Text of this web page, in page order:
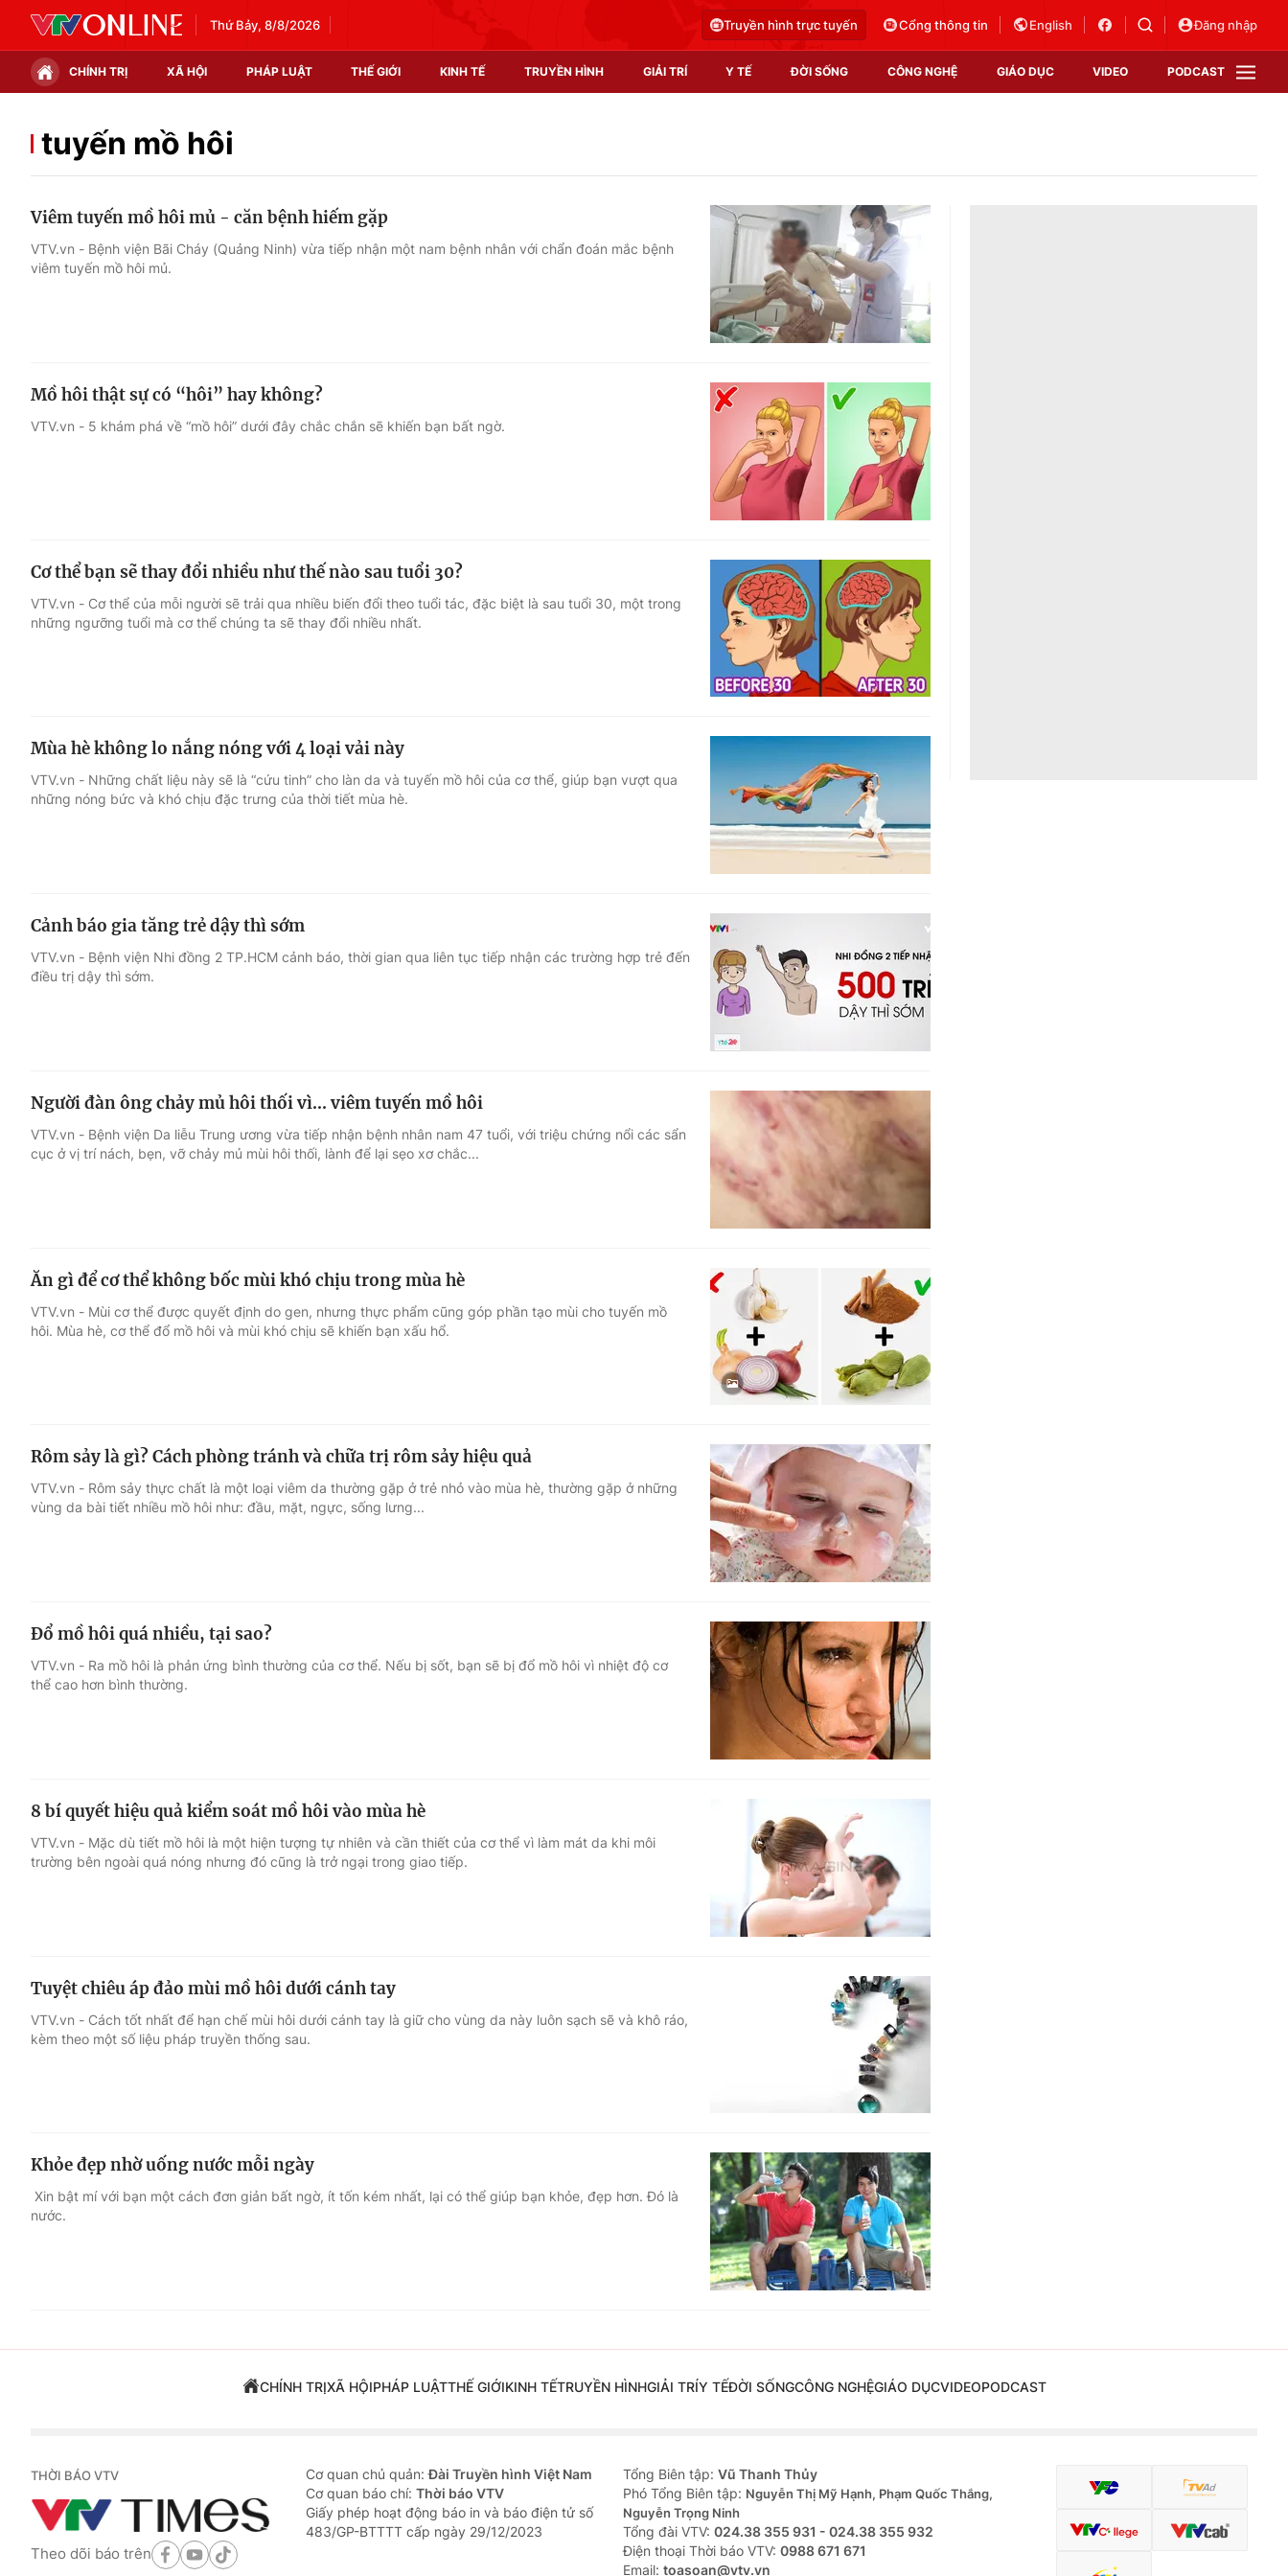
Thứ Bảy, 8/8/2026 Truyền hình trực tuyến Cổng thông tin English Đăng nhập
CHÍNH TRỊ XÃ HỘI PHÁP LUẬT THẾ GIỚI KINH TẾ TRUYỀN HÌNH GIẢI TRÍ Y TẾ ĐỜI SỐNG CÔNG NGHỆ GIÁO DỤC VIDEO PODCAST
Thế giới đó đây
Video
Shorts video
Podcast
EMagazine
Photo
Infographic
Góc ảnh
Điện ảnh
Âm nhạc
Sao
Du lịch
Làm đẹp
Chất lượng cuộc sống
Học trực tuyến
Công nghệ
Hitech Công nghệ tương lai
Sản phẩm
Thị trường
Tư vấn
VTV Sức khoẻ
tuyến mồ hôi
Viêm tuyến mồ hôi mủ - căn bệnh hiếm gặp
VTV.vn - Bệnh viện Bãi Cháy (Quảng Ninh) vừa tiếp nhận một nam bệnh nhân với chẩn đoán mắc bệnh
viêm tuyến mồ hôi mủ.
Mồ hôi thật sự có “hôi” hay không?
VTV.vn - 5 khám phá về “mồ hôi” dưới đây chắc chắn sẽ khiến bạn bất ngờ.
Cơ thể bạn sẽ thay đổi nhiều như thế nào sau tuổi 30?
VTV.vn - Cơ thể của mỗi người sẽ trải qua nhiều biến đổi theo tuổi tác, đặc biệt là sau tuổi 30, một trong
những ngưỡng tuổi mà cơ thể chúng ta sẽ thay đổi nhiều nhất.
Mùa hè không lo nắng nóng với 4 loại vải này
VTV.vn - Những chất liệu này sẽ là “cứu tinh” cho làn da và tuyến mồ hôi của cơ thể, giúp bạn vượt qua
những nóng bức và khó chịu đặc trưng của thời tiết mùa hè.
Cảnh báo gia tăng trẻ dậy thì sớm
VTV.vn - Bệnh viện Nhi đồng 2 TP.HCM cảnh báo, thời gian qua liên tục tiếp nhận các trường hợp trẻ đến
điều trị dậy thì sớm.
Người đàn ông chảy mủ hôi thối vì... viêm tuyến mồ hôi
VTV.vn - Bệnh viện Da liễu Trung ương vừa tiếp nhận bệnh nhân nam 47 tuổi, với triệu chứng nổi các sẩn
cục ở vị trí nách, bẹn, vỡ chảy mủ mùi hôi thối, lành để lại sẹo xơ chắc...
Ăn gì để cơ thể không bốc mùi khó chịu trong mùa hè
VTV.vn - Mùi cơ thể được quyết định do gen, nhưng thực phẩm cũng góp phần tạo mùi cho tuyến mồ
hôi. Mùa hè, cơ thể đổ mồ hôi và mùi khó chịu sẽ khiến bạn xấu hổ.
Rôm sảy là gì? Cách phòng tránh và chữa trị rôm sảy hiệu quả
VTV.vn - Rôm sảy thực chất là một loại viêm da thường gặp ở trẻ nhỏ vào mùa hè, thường gặp ở những
vùng da bài tiết nhiều mồ hôi như: đầu, mặt, ngực, sống lưng...
Đổ mồ hôi quá nhiều, tại sao?
VTV.vn - Ra mồ hôi là phản ứng bình thường của cơ thể. Nếu bị sốt, bạn sẽ bị đổ mồ hôi vì nhiệt độ cơ
thể cao hơn bình thường.
8 bí quyết hiệu quả kiểm soát mồ hôi vào mùa hè
VTV.vn - Mặc dù tiết mồ hôi là một hiện tượng tự nhiên và cần thiết của cơ thể vì làm mát da khi môi
trường bên ngoài quá nóng nhưng đó cũng là trở ngại trong giao tiếp.
Tuyệt chiêu áp đảo mùi mồ hôi dưới cánh tay
VTV.vn - Cách tốt nhất để hạn chế mùi hôi dưới cánh tay là giữ cho vùng da này luôn sạch sẽ và khô ráo,
kèm theo một số liệu pháp truyền thống sau.
Khỏe đẹp nhờ uống nước mỗi ngày
Xin bật mí với bạn một cách đơn giản bất ngờ, ít tốn kém nhất, lại có thể giúp bạn khỏe, đẹp hơn. Đó là
nước.
CHÍNH TRỊXÃ HỘIPHÁP LUẬTTHẾ GIỚIKINH TẾTRUYỀN HÌNHGIẢI TRÍY TẾĐỜI SỐNGCÔNG NGHỆGIÁO DỤCVIDEOPODCAST
THỜI BÁO VTV
Theo dõi báo trên
Cơ quan chủ quản:Đài Truyền hình Việt Nam
Cơ quan báo chí: Thời báo VTV
Giấy phép hoạt động báo in và báo điện tử số
483/GP-BTTTT cấp ngày 29/12/2023
Tổng Biên tập: Vũ Thanh Thủy
Phó Tổng Biên tập: Nguyễn Thị Mỹ Hạnh, Phạm Quốc Thắng,
Nguyễn Trọng Ninh
Tổng đài VTV: 024.38 355 931 - 024.38 355 932
Ðiện thoại Thời báo VTV: 0988 671 671
Email: toasoan@vtv.vn